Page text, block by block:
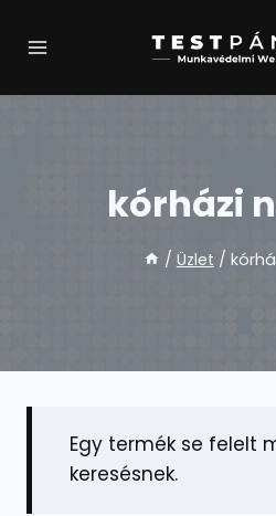
kórházi
/ Üzlet /
Egy termék se felelt
keresésnek.